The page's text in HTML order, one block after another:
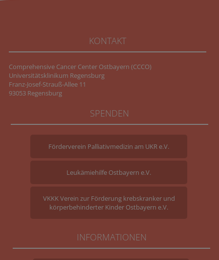
KONTAKT
Comprehensive Cancer Center Ostbayern (CCCO)
Universitätsklinikum Regensburg
Franz-Josef-Strauß-Allee 11
93053 Regensburg
SPENDEN
Förderverein Palliativmedizin am UKR e.V.
Leukämiehilfe Ostbayern e.V.
VKKK Verein zur Förderung krebskranker und
körperbehinderter Kinder Ostbayern e.V.
INFORMATIONEN